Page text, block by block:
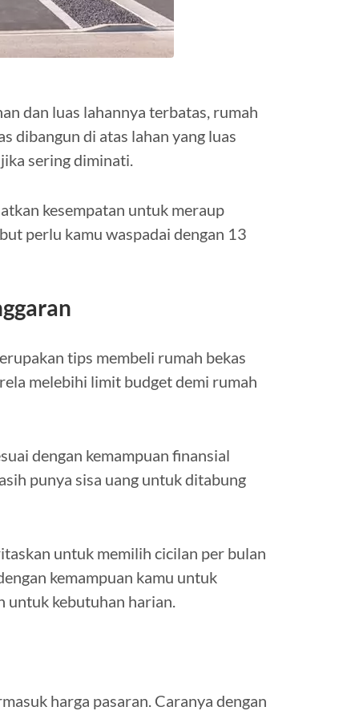
dan luas lahannya terbatas, rumah
dibangun di atas lahan yang luas
sering diminati.
kesempatan untuk meraup
perlu kamu waspadai dengan 13
tips membeli rumah bekas
melebihi limit budget demi rumah
dengan kemampuan finansial
punya sisa uang untuk ditabung
untuk memilih cicilan per bulan
kemampuan kamu untuk
untuk kebutuhan harian.
harga pasaran. Caranya dengan